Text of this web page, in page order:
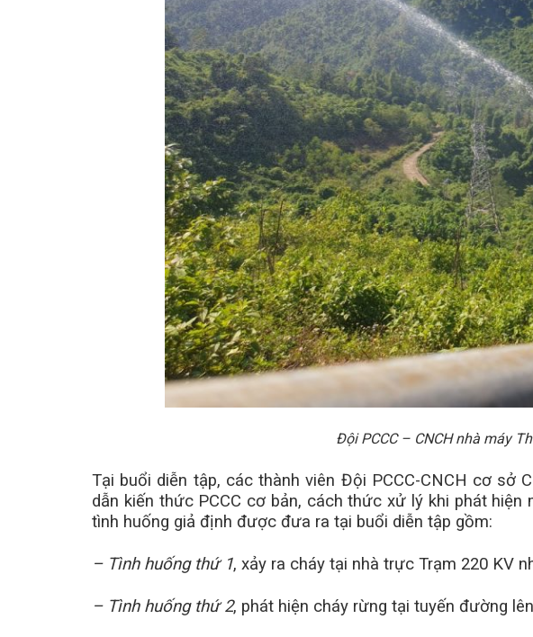
Đội PCCC – CNCH nhà máy
Tại buổi diễn tập, các thành viên Đội PCCC-CNCH cơ sở
dẫn kiến thức PCCC cơ bản, cách thức xử lý khi phát
tình huống giả định được đưa ra tại buổi diễn tập gồm:
– Tình huống thứ 1, xảy ra cháy tại nhà trực Trạm 220 KV
– Tình huống thứ 2, phát hiện cháy rừng tại tuyến đường